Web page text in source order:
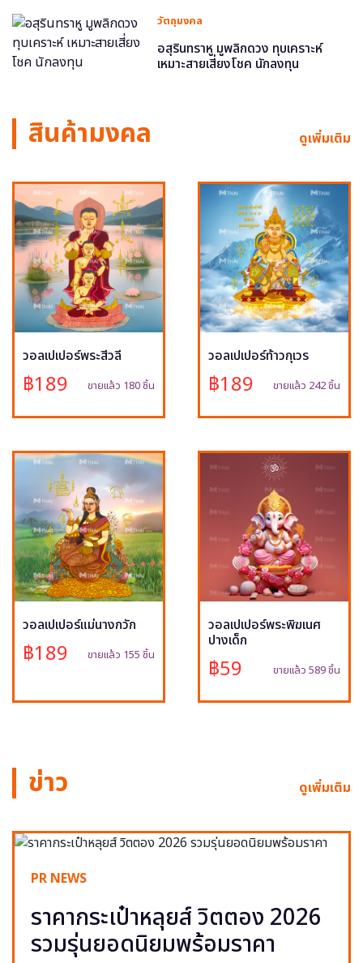
วัตถุมงคล
อสุรินทราหู มูพลิกดวง ทุบเคราะห์
เหมาะสายเสี่ยงโชค นักลงทุน
สินค้ามงคล ดูเพิ่มเติม
วอลเปเปอร์พระสีวลี
฿189 ขายแล้ว 180 ชิ้น
วอลเปเปอร์ท้าวกุเวร
฿189 ขายแล้ว 242 ชิ้น
วอลเปเปอร์แม่นางกวัก
฿189 ขายแล้ว 155 ชิ้น
วอลเปเปอร์พระพิฆเนศ
ปางเด็ก
฿59 ขายแล้ว 589 ชิ้น
ข่าว ดูเพิ่มเติม
PR NEWS
ราคากระเป๋าหลุยส์ วิตตอง 2026
รวมรุ่นยอดนิยมพร้อมราคา